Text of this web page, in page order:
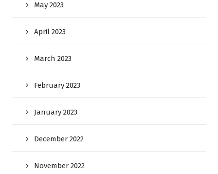
May 2023
April 2023
March 2023
February 2023
January 2023
December 2022
November 2022